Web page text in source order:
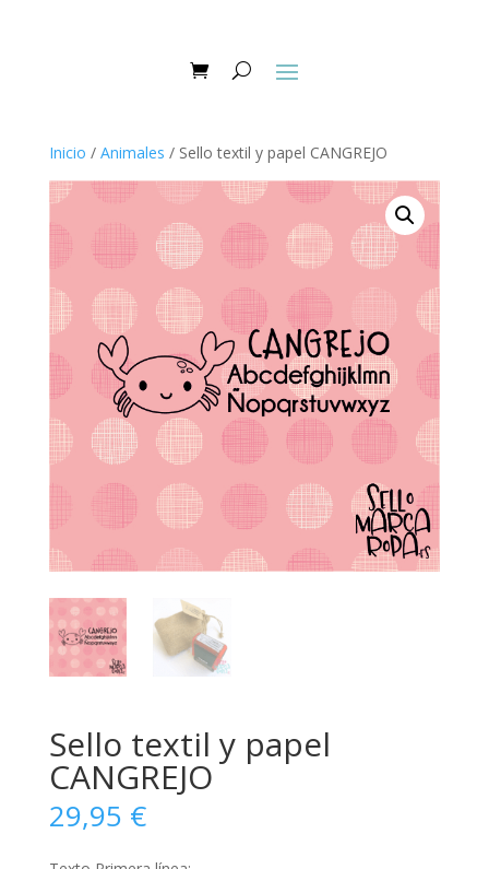
Inicio / Animales / Sello textil y papel CANGREJO
Sello textil y papel
CANGREJO
29,95 €